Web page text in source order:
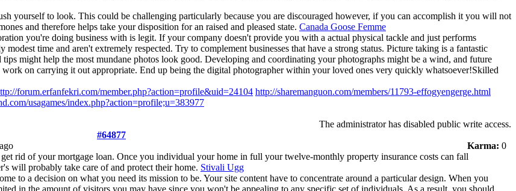
yourself to look. This could be challenging particularly because you are discouraged however, if you can accomplish it you will not
and therefore helps take your disposition for an raised and pleased state. Canada Goose Femme
you're doing business with is legit. If your company doesn't provide you with a actual physical tackle and just performs
time and aren't extremely respected. Try to complement businesses that have a strong status. Picture taking is a fantastic
might help the most mundane photos look good. Developing and coordinating your photographs might be a wind, and future
on carrying it out appropriate. End up being the digital photographer within your loved ones very quickly whatsoever!Skilled
forum.erfanfekri.com/member.php?action=profile&uid=24104 http://sharemanguon.com/members/11793-effogyengerge.html
usagames/index.php?action=profile;u=383977
The administrator has disabled public write access.
#64877
Karma: 0
rid of your mortgage loan. Once you individual your home in full your twelve-monthly property insurance costs can fall
will probably take care of and protect their home. Stivali Ugg
to a decision on what you need its mission to be. Your site content have to concentrate around a particular design. When you
in the amount of visitors you may have since you won't be appealing to any specific set of individuals. As a result, you should